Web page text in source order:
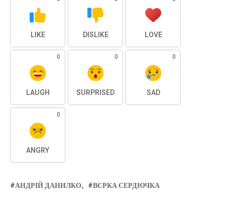
LIKE DISLIKE LOVE
0
LAUGH
0
SURPRISED
0
SAD
0
ANGRY
АНДРІЙ ДАНИЛКО ВЄРКА СЕРДЮЧКА